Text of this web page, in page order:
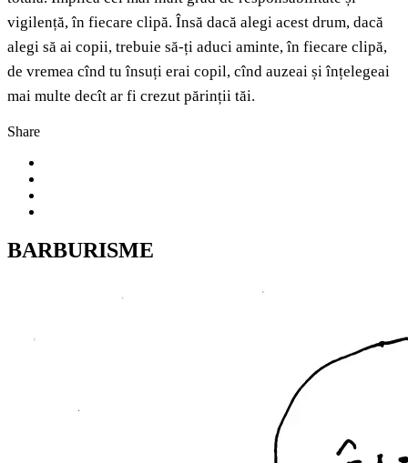
vigilență, în fiecare clipă. Însă dacă alegi acest drum, dacă
alegi să ai copii, trebuie să-ți aduci aminte, în fiecare clipă,
de vremea cînd tu însuți erai copil, cînd auzeai și înțelegeai
mai multe decît ar fi crezut părinții tăi.
Share
BARBURISME